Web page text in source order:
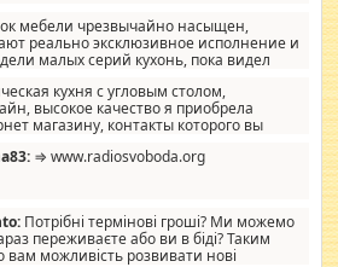
мебели чрезвычайно насыщен,
реально эксклюзивное исполнение и
малых серий кухонь, пока видел
креативненько и что главное -
без ненужных наворотов удорожающих
фактор.
кухня с угловым столом,
высокое качество я приобрела
магазину, контакты которого вы
⇒ www.radiosvoboda.org
Потрібні термінові гроші? Ми можемо
переживаєте або ви в біді? Таким
можливість розвивати нові